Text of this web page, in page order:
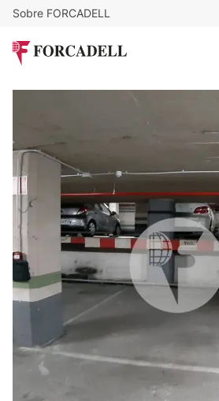
Sobre FORCADELL18.000
de les Corts